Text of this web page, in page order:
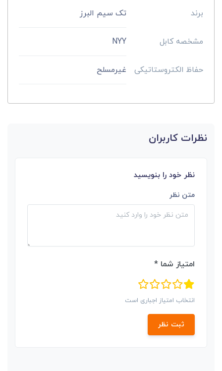
برند تک سیم البرز
مشخصه کابل NYY
حفاظ الکتروستاتیکی غیرمسلح
نظرات کاربران
نظر خود را بنویسید
متن نظر
امتیاز شما *
انتخاب امتیاز اجباری است
ثبت نظر